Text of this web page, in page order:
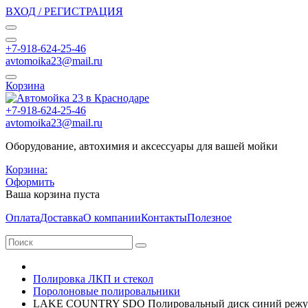
ВХОД / РЕГИСТРАЦИЯ
+7-918-624-25-46
avtomoika23@mail.ru
Корзина
+7-918-624-25-46
avtomoika23@mail.ru
Оборудование, автохимия и аксессуары для вашей мойки
Корзина:
Оформить
Ваша корзина пуста
ОплатаДоставкаО компанииКонтактыПолезное
Полировка ЛКП и стекол
Поролоновые полировальники
LAKE COUNTRY SDO Полировальный диск синий